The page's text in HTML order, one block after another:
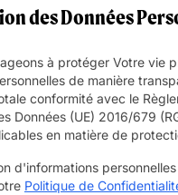
des Données
à protéger Votre vie
de manière
conformité avec le
Données (UE) 2016/679
en matière de
d'informations
Politique de